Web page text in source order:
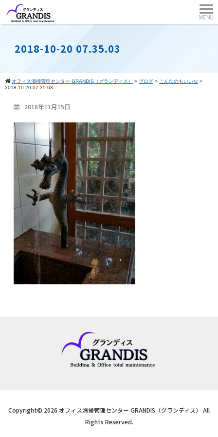
2018-10-20 07.35.03
オフィス清掃管理センター GRANDIS（グランディス） > ブログ > こんなのもいいな >
2018-10-20 07.35.03
2018年11月15日
Copyright© 2026 オフィス清掃管理センター GRANDIS（グランディス） All
Rights Reserved.